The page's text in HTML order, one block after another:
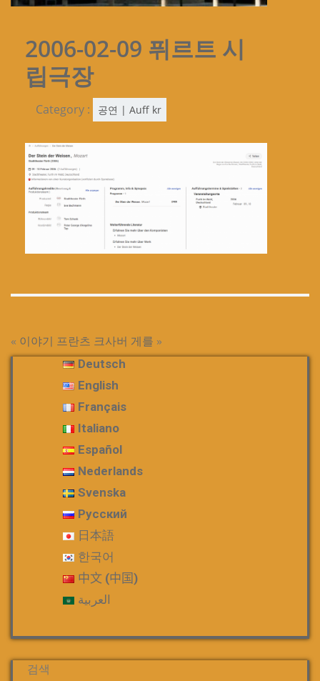
2006-02-09 퓌르트 시
립극장
Category : 공연 | Auff kr
« 이야기 프란츠 크사버 게를 »
Deutsch
English
Français
Italiano
Español
Nederlands
Svenska
Русский
日本語
한국어
中文 (中国)
العربية
검색